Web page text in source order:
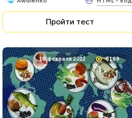
Пройти тест
10 февраля 2022 8169